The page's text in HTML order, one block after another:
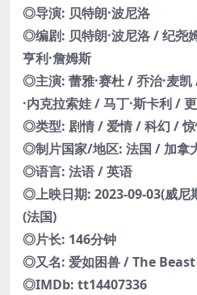
◎导演: 贝特朗·波尼洛
◎编剧: 贝特朗·波尼洛 / 纪尧
亨利·詹姆斯
◎主演: 蕾雅·赛杜 / 乔治·麦
·内克拉索娃 / 马丁·斯卡利 /
◎类型: 剧情 / 爱情 / 科幻 /
◎制片国家/地区: 法国 / 加拿
◎语言: 法语 / 英语
◎上映日期: 2023-09-03(威尼
(法国)
◎片长: 146分钟
◎又名: 爱如困兽 / The Beast
◎IMDb: tt14407336